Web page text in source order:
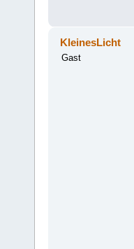
KleinesLicht
Gast